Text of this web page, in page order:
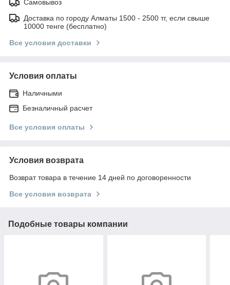
Самовывоз
Доставка по городу Алматы 1500 - 2500 тг, если свыше
10000 тенге (бесплатно)
Все условия доставки
Условия оплаты
Наличными
Безналичный расчет
Все условия оплаты
Условия возврата
Возврат товара в течение 14 дней по договоренности
Все условия возврата
Подобные товары компании